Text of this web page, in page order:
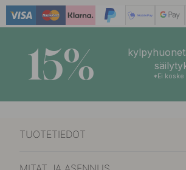
15% *Ei
TUOTETIEDOT